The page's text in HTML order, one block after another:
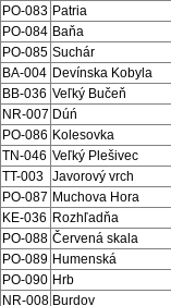
PO-083 Patria
PO-084 Baňa
PO-085 Suchár
BA-004 Devínska Kobyla
BB-036 Veľký Bučeň
NR-007 Dúń
PO-086 Kolesovka
TN-046 Veľký Plešivec
TT-003 Javorový vrch
PO-087 Muchova Hora
KE-036 Rozhľadňa
PO-088 Červená skala
PO-089 Humenská
PO-090 Hrb
NR-008 Burdov